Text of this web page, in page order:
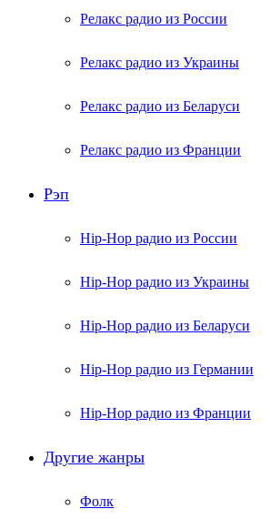
Релакс радио из России
Релакс радио из Украины
Релакс радио из Беларуси
Релакс радио из Франции
Рэп
Hip-Hop радио из России
Hip-Hop радио из Украины
Hip-Hop радио из Беларуси
Hip-Hop радио из Германии
Hip-Hop радио из Франции
Другие жанры
Фолк